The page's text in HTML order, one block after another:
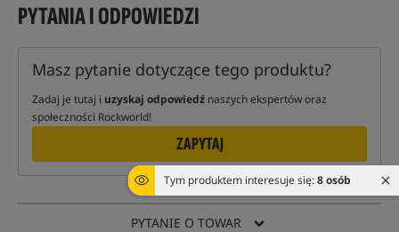
Tym produktem interesuje się:8 osób
PYTANIA I ODPOWIEDZI
Masz pytanie dotyczące tego produktu?
Zadaj je tutaj i uzyskaj odpowiedź naszych ekspertów oraz
społeczności Rockworld!
ZAPYTAJ
PYTANIE O TOWAR